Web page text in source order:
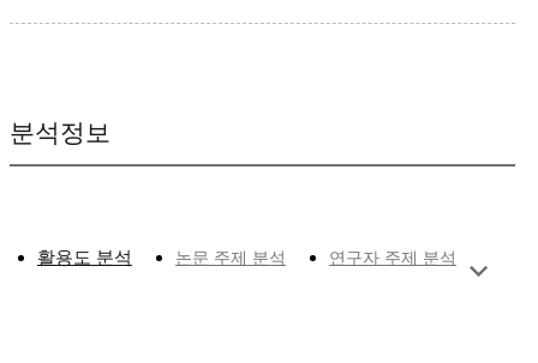
분석정보
활용도 분석 논문 주제 분석 연구자 주제 분석